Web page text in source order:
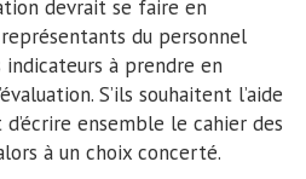
devrait se faire en
du personnel
à prendre en
S’ils souhaitent l’aide
ensemble le cahier des
à un choix concerté.